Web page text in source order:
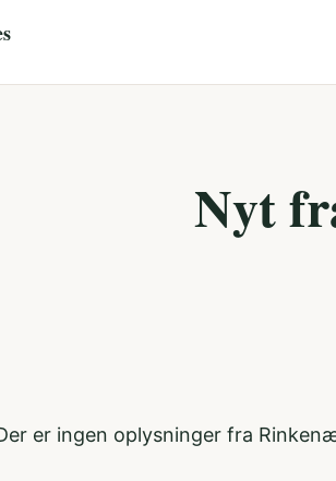
Nyt
er ingen oplysninger fra